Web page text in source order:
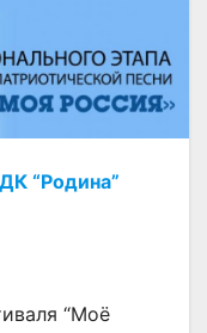
“Родина”
“Моё